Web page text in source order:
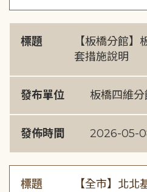
標題
【板橋分館
套措施說明
發布單位 板橋四維分
發佈時間 2026-05-
標題
【全市】北